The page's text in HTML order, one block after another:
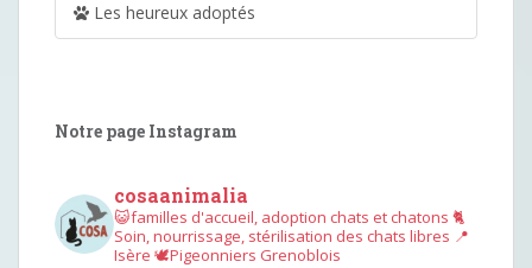
Les heureux adoptés
Notre page Instagram
cosaanimalia
😺familles d'accueil, adoption chats et chatons 🐈
Soin, nourrissage, stérilisation des chats libres 📍
Isère 🕊︎Pigeonniers Grenoblois